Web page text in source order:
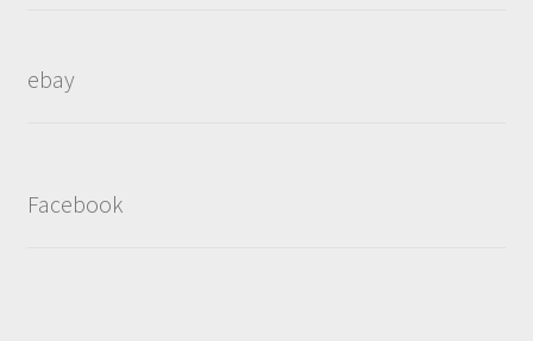
ebay
Facebook